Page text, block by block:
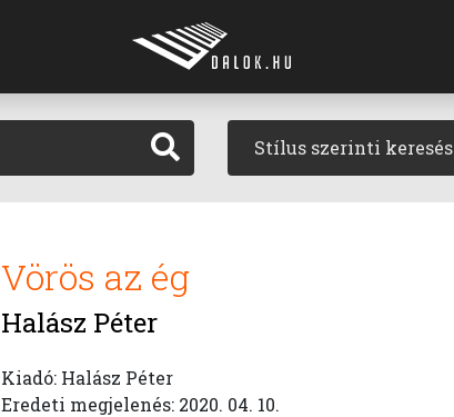
Stílus szerinti keresés
Vörös az ég
Halász Péter
Kiadó: Halász Péter
Eredeti megjelenés: 2020. 04. 10.